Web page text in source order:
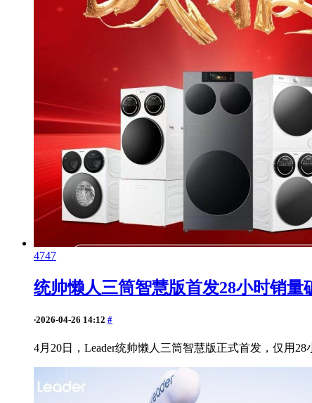
4747
统帅懒人三筒智慧版首发28小时销量
·2026-04-26 14:12 #
4月20日，Leader统帅懒人三筒智慧版正式首发，仅用